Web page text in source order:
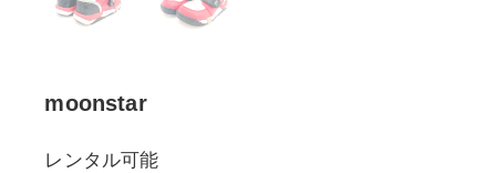
moonstar
レンタル可能